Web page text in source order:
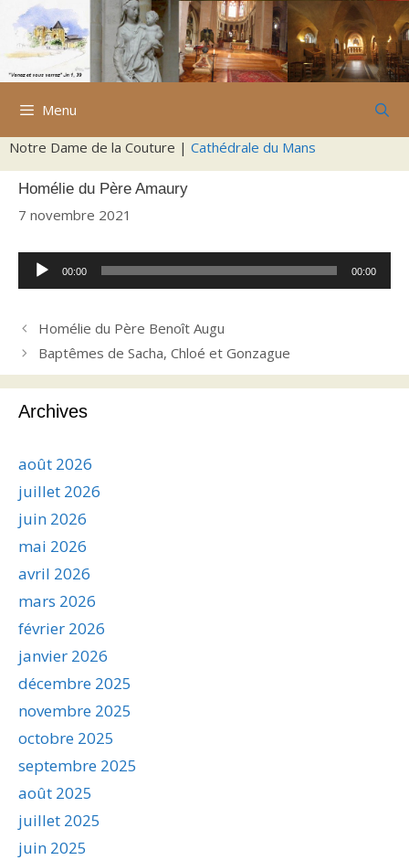
Aller
contenu
Menu
Notre Dame de la Couture | Cathédrale du Mans
Homélie du Père Amaury
7 novembre 2021
Lecteur
audio
00:00 00:00
Homélie du Père Benoît Augu
Baptêmes de Sacha, Chloé et Gonzague
Archives
août 2026
juillet 2026
juin 2026
mai 2026
avril 2026
mars 2026
février 2026
janvier 2026
décembre 2025
novembre 2025
octobre 2025
septembre 2025
août 2025
juillet 2025
juin 2025